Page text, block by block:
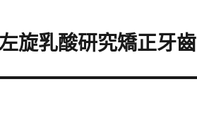
旋乳酸研究矯正牙齒